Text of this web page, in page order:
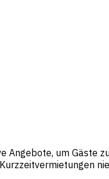
Angebote, um Gäste